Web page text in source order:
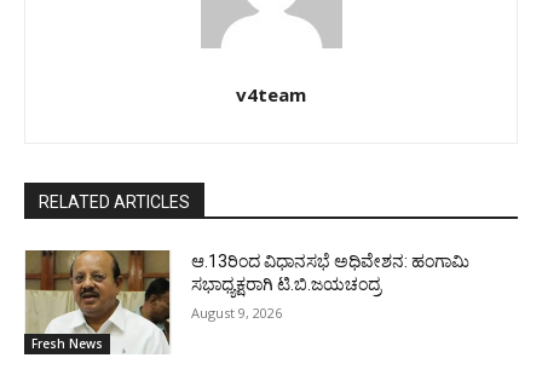
v4team
RELATED ARTICLES
Fresh News
ಆ.13ರಿಂದ ವಿಧಾನಸಭೆ ಅಧಿವೇಶನ: ಹಂಗಾಮಿ
ಸಭಾಧ್ಯಕ್ಷರಾಗಿ ಟಿ.ಬಿ.ಜಯಚಂದ್ರ
August 9, 2026